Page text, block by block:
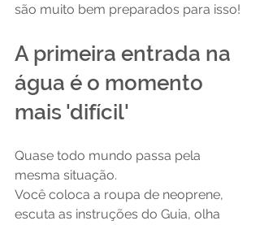
são muito bem preparados para isso!
A primeira entrada na
água é o momento
mais 'difícil'
Quase todo mundo passa pela
mesma situação.
Você coloca a roupa de neoprene,
escuta as instruções do Guia, olha